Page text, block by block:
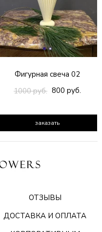
Фигурная свеча 02
1000 руб. 800 руб.
заказать
ОТЗЫВЫ
ДОСТАВКА И ОПЛАТА